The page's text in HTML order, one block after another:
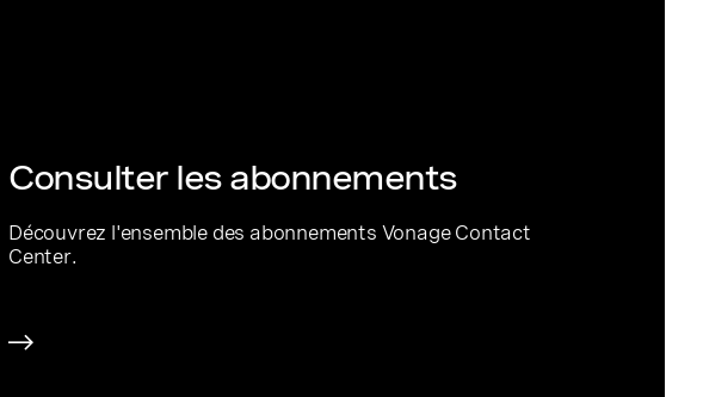
Consulter les abonnements
Découvrez l'ensemble des abonnements Vonage Contact
Center.